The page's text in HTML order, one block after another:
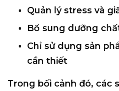
Quản lý stress và
Bổ sung dưỡng
Chỉ sử dụng sản
cần thiết
Trong bối cảnh đó, các